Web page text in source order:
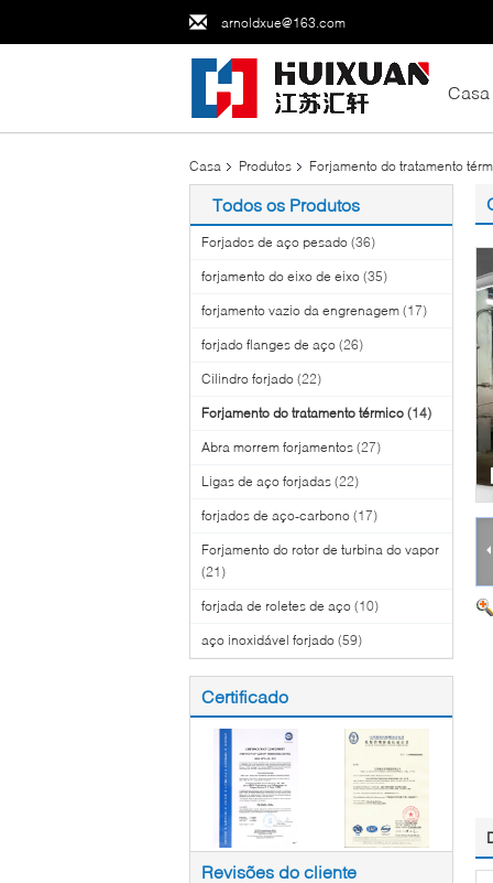
arnoldxue@163.com
Casa
Casa Produtos Forjamento do tratamento
Todos os Produtos
Forjados de aço pesado (36)
forjamento do eixo de eixo (35)
forjamento vazio da engrenagem (17)
forjado flanges de aço (26)
Cilindro forjado (22)
Forjamento do tratamento térmico (14)
Abra morrem forjamentos (27)
Ligas de aço forjadas (22)
forjados de aço-carbono (17)
Forjamento do rotor de turbina do vapor
(21)
forjada de roletes de aço (10)
aço inoxidável forjado (59)
Certificado
Revisões do cliente